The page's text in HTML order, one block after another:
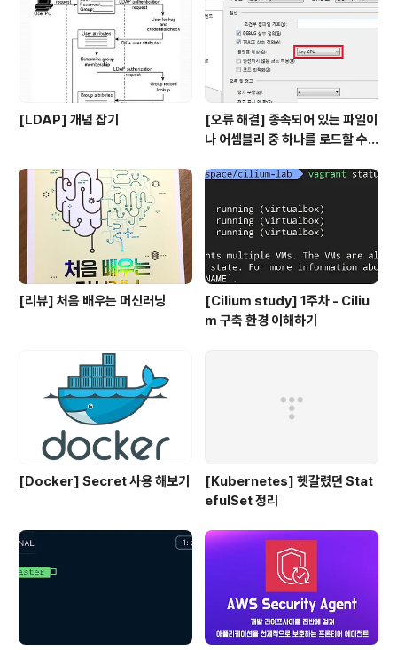
서로 직접 연결됩니다. Logstash는 Logstash 처리 파
이프 라인을 따라 입력 플러그인을 사용하..
[LDAP] 개념 잡기
[오류 해결] 종속되어 있는 파일이
나 어셈블리 중 하나를 로드할 수
[리뷰] 처음 배우는 머신러닝
[Cilium study] 1주차 - Ciliu
m 구축 환경 이해하기
[Docker] Secret 사용 해보기
[Kubernetes] 헷갈렸던 Stat
efulSet 정리